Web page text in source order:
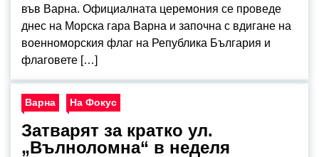
във Варна. Официалната церемония се проведе
днес на Морска гара Варна и започна с вдигане на
военноморския флаг на Република България и
флаговете […]
Варна На Фокус
Затварят за кратко ул.
„Вълноломна“ в неделя